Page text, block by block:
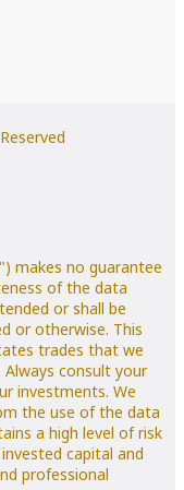
makes no guarantee
of the data
or shall be
or otherwise. This
trades that we
consult your
investments. We
the use of the data
a high level of risk
capital and
professional